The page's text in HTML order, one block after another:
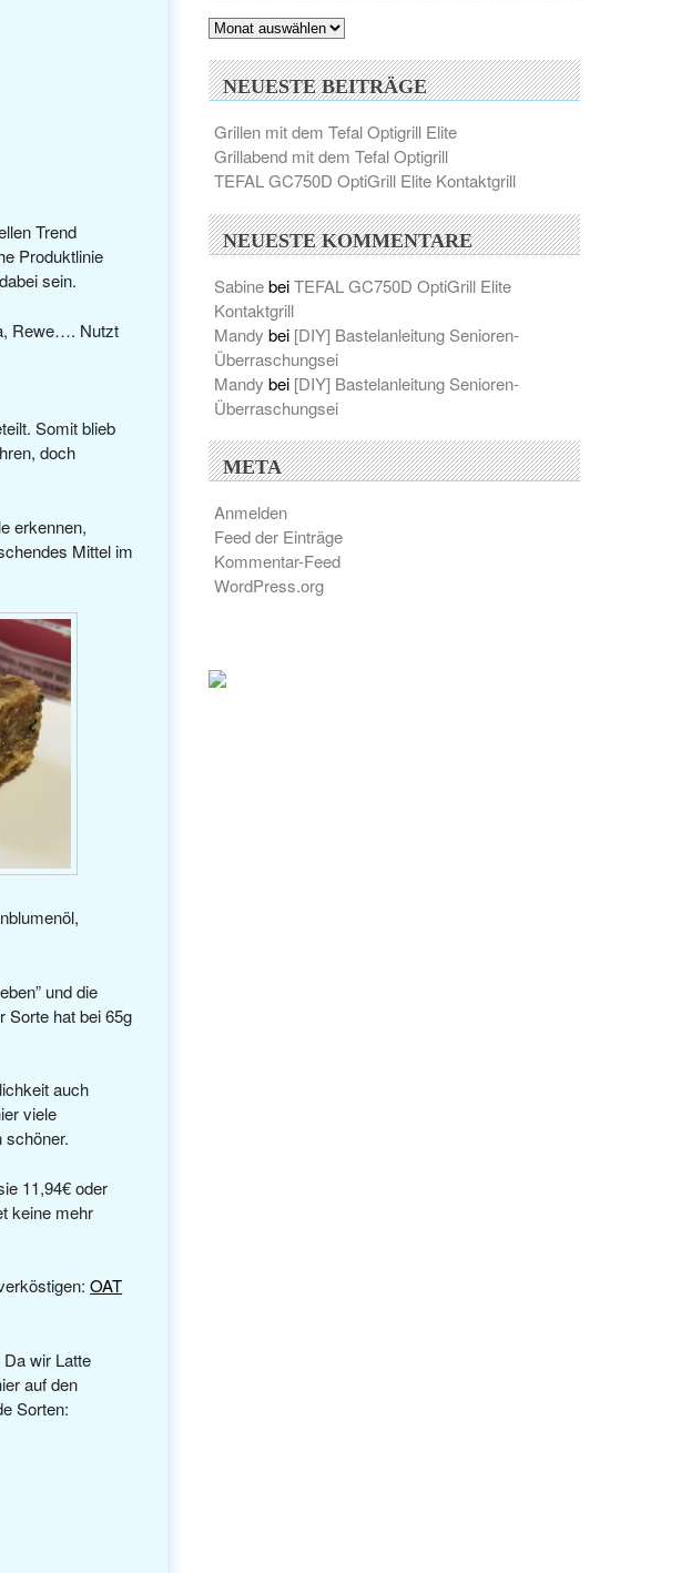
Trend
Produktlinie
sein.
Rewe…. Nutzt
Somit blieb
doch
erkennen,
Mittel im
und die
Sorte hat bei 65g
auch
viele
schöner.
11,94€ oder
keine mehr
OAT
wir Latte
auf den
Sorten:
Archiv
NEUESTE BEITRÄGE
Grillen mit dem Tefal Optigrill Elite
Grillabend mit dem Tefal Optigrill
TEFAL GC750D OptiGrill Elite Kontaktgrill
NEUESTE KOMMENTARE
SabinebeiTEFAL GC750D OptiGrill Elite
Kontaktgrill
Mandy bei [DIY] Bastelanleitung Senioren-
Überraschungsei
Mandy bei [DIY] Bastelanleitung Senioren-
Überraschungsei
META
Anmelden
Feed der Einträge
Kommentar-Feed
WordPress.org